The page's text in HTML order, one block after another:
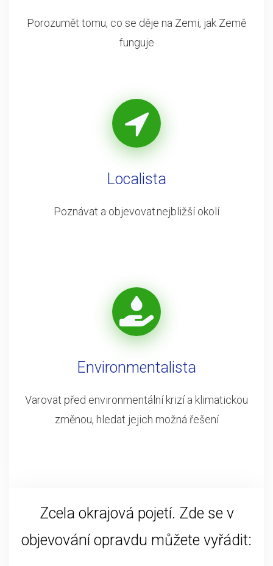
Porozumět tomu, co se děje na Zemi, jak Země
funguje
Localista
Poznávat a objevovat nejbližší okolí
Environmentalista
Varovat před environmentální krizí a klimatickou
změnou, hledat jejich možná řešení
Zcela okrajová pojetí. Zde se v
objevování opravdu můžete vyřádit: